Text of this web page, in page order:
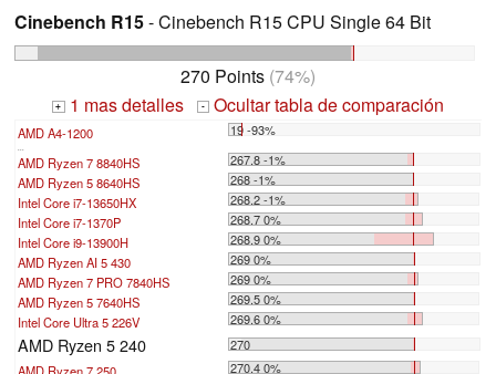
Cinebench R15- Cinebench R15 CPU Single 64 Bit
270 Points (74%)
+ 1 mas detalles - Ocultar tabla de comparación
AMD A4-1200 19 -93%
...
AMD Ryzen 7 8840HS
267.8 -1%
AMD Ryzen 5 8640HS
268 -1%
Intel Core i7-13650HX
268.2 -1%
Intel Core i7-1370P
268.7 0%
Intel Core i9-13900H
268.9 0%
AMD Ryzen AI 5 430
269 0%
AMD Ryzen 7 PRO 7840HS
269 0%
AMD Ryzen 5 7640HS
269.5 0%
Intel Core Ultra 5 226V
269.6 0%
AMD Ryzen 5 240
270
270.4 0%